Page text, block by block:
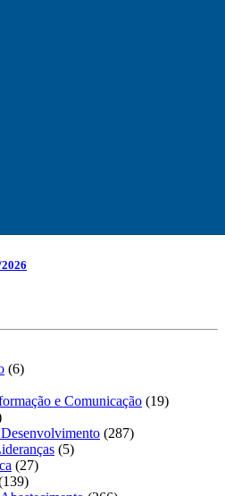
(6)
e Comunicação (19)
(287)
(5)
(27)